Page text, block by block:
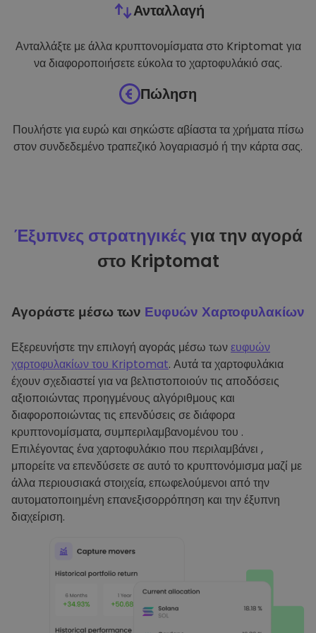
Ανταλλαγή
Ανταλλάξτε με άλλα κρυπτονομίσματα στο Kriptomat για
να διαφοροποιήσετε εύκολα το χαρτοφυλάκιό σας.
Πώληση
Πουλήστε για ευρώ και σηκώστε αβίαστα τα χρήματα πίσω
στον συνδεδεμένο τραπεζικό λογαριασμό ή την κάρτα σας.
Έξυπνες στρατηγικέςγια την αγορά
στο Kriptomat
Αγοράστε μέσω των Ευφυών Χαρτοφυλακίων
Εξερευνήστε την επιλογή αγοράς μέσω τωνευφυών
χαρτοφυλακίων του Kriptomat. Αυτά τα χαρτοφυλάκια
έχουν σχεδιαστεί για να βελτιστοποιούν τις αποδόσεις
αξιοποιώντας προηγμένους αλγόριθμους και
διαφοροποιώντας τις επενδύσεις σε διάφορα
κρυπτονομίσματα, συμπεριλαμβανομένου του .
Επιλέγοντας ένα χαρτοφυλάκιο που περιλαμβάνει ,
μπορείτε να επενδύσετε σε αυτό το κρυπτονόμισμα μαζί με
άλλα περιουσιακά στοιχεία, επωφελούμενοι από την
αυτοματοποιημένη επανεξισορρόπηση και την έξυπνη
διαχείριση.